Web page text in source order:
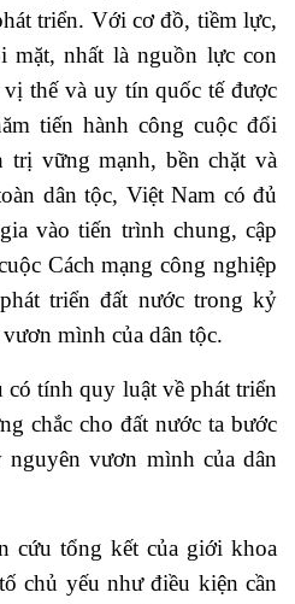
triển. Với cơ đồ, tiềm lực,
mặt, nhất là nguồn lực con
thế và uy tín quốc tế được
tiến hành công cuộc đổi
vững mạnh, bền chặt và
dân tộc, Việt Nam có đủ
vào tiến trình chung, cập
Cách mạng công nghiệp
triển đất nước trong kỷ
mình của dân tộc.
có tính quy luật về phát triển
chắc cho đất nước ta bước
vươn mình của dân
cứu tổng kết của giới khoa
chủ yếu như điều kiện cần